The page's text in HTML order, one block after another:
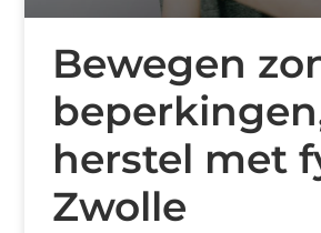
Bewegen
herstel met
Zwolle